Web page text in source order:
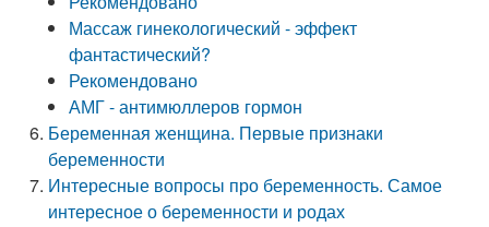
Массаж гинекологический - эффект
фантастический?
Рекомендовано
АМГ - антимюллеров гормон
Беременная женщина. Первые признаки
беременности
Интересные вопросы про беременность. Самое
интересное о беременности и родах